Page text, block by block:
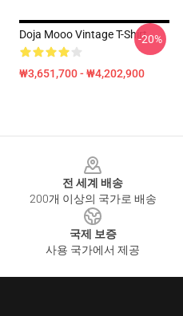
Doja Mooo Vintage T-Shirt
₩3,651,700 - ₩4,202,900
-20%
전 세계 배송
200개 이상의 국가로 배송
국제 보증
사용 국가에서 제공